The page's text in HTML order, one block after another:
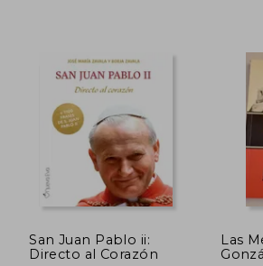
50%
dcto.
$ 113.252
$ 56.626
San Juan Pablo ii:
Directo al Corazón
Las